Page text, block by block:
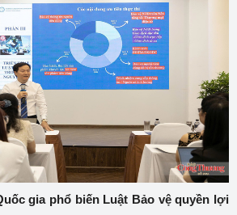
gia phổ biến Luật Bảo vệ quyền lợi